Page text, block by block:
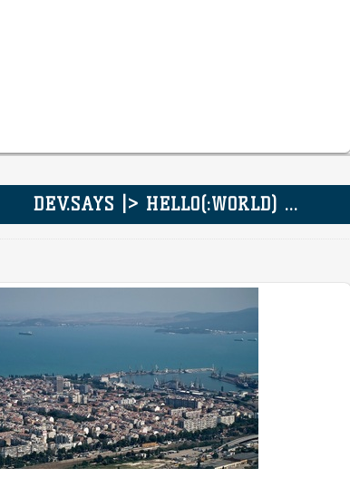
DEV.SAYS |> HELLO(:WORLD) ...